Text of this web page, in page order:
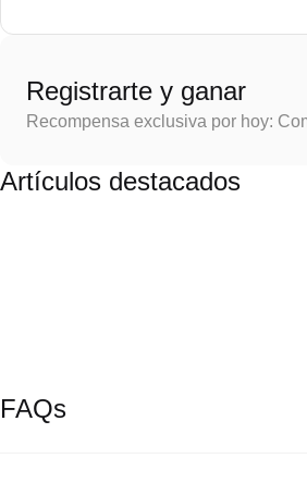
Registrarte y ganar
Recompensa exclusiva por hoy:
Artículos destacados
FAQs